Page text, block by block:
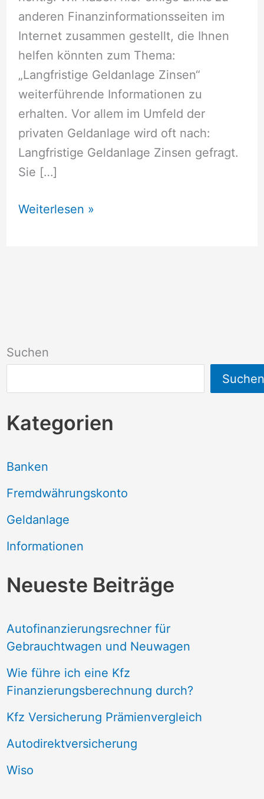
Suchen
Suchen
Kategorien
Banken
Fremdwährungskonto
Geldanlage
Informationen
Neueste Beiträge
Autofinanzierungsrechner für
Gebrauchtwagen und Neuwagen
Wie führe ich eine Kfz
Finanzierungsberechnung durch?
Kfz Versicherung Prämienvergleich
Autodirektversicherung
Wiso
anderen Finanzinformationsseiten im
Internet zusammen gestellt, die Ihnen
helfen könnten zum Thema:
„Langfristige Geldanlage Zinsen“
weiterführende Informationen zu
erhalten. Vor allem im Umfeld der
privaten Geldanlage wird oft nach:
Langfristige Geldanlage Zinsen gefragt.
Sie […]
Langfristige
Weiterlesen »